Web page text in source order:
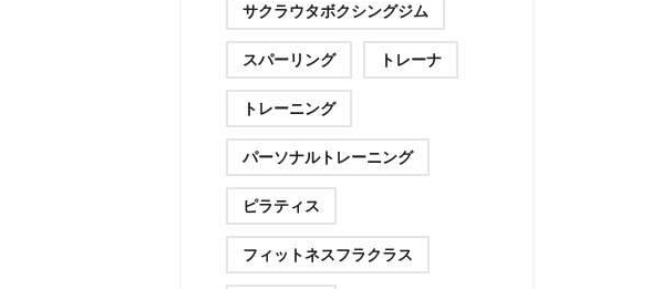
サクラウタボクシングジム
スパーリング トレーナ
トレーニング
パーソナルトレーニング
ピラティス
フィットネスフラクラス